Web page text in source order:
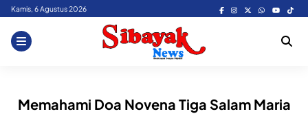
Skip
content
Kamis, 6 Agustus 2026
Memahami Doa Novena Tiga Salam Maria